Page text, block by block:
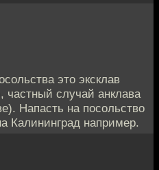
это эксклав
частный случай анклава
Напасть на посольство
Калининград например.